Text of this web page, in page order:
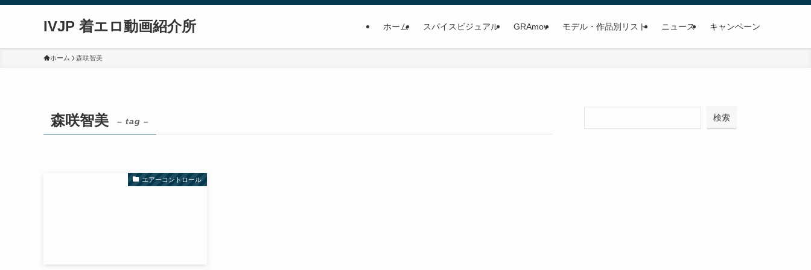
IVJP 着エロ動画紹介所 ホーム スパイスビジュアル GRAmov モデル・作品別リスト ニュース キャンペーン
ホーム 森咲智美
森咲智美 – tag –
エアーコントロール
索
検索